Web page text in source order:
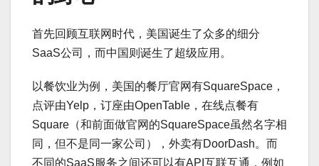
首先回顾互联网时代，美国诞生了众多的细分
SaaS公司，而中国则诞生了超级应用。
以餐饮业为例，美国的餐厅官网有SquareSpace，
点评由Yelp，订座由OpenTable，在线点餐有
Square（和前面做官网的SquareSpace虽然名字相
同，但不是同一家公司），外卖有DoorDash。而
不同的SaaS服务之间还可以有API互联互通，例如